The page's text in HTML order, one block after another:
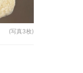
(写真3枚)